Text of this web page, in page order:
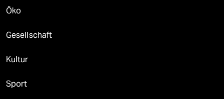
Öko
Gesellschaft
Kultur
Sport